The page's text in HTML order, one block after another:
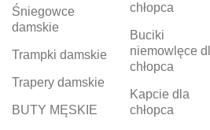
Śniegowce
damskie
Trampki damskie
Trapery damskie
BUTY MĘSKIE
chłopca
Buciki
niemowlęce
chłopca
Kapcie dla
chłopca